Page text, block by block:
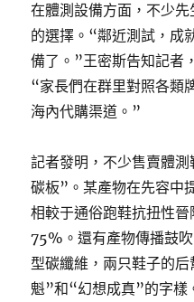
在體測設備方面，不少
的選擇。“鄰近測試，成
備了。”王密斯告知記者
“家長們在群里對照各類
海內代購渠道。”
記者發明，不少售賣體
碳板”。某產物在先容中
相較于通俗跑鞋抗扭性
75%。還有產物傳播鼓
型碳纖維，兩只鞋子的
魁”和“幻想成真”的字樣